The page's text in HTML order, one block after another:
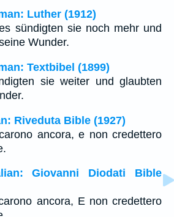
Luther (1912)
sündigten sie noch mehr und
Wunder.
Textbibel (1899)
sie weiter und glaubten
Riveduta Bible (1927)
ancora, e non credettero
Giovanni Diodati Bible
ancora, E non credettero